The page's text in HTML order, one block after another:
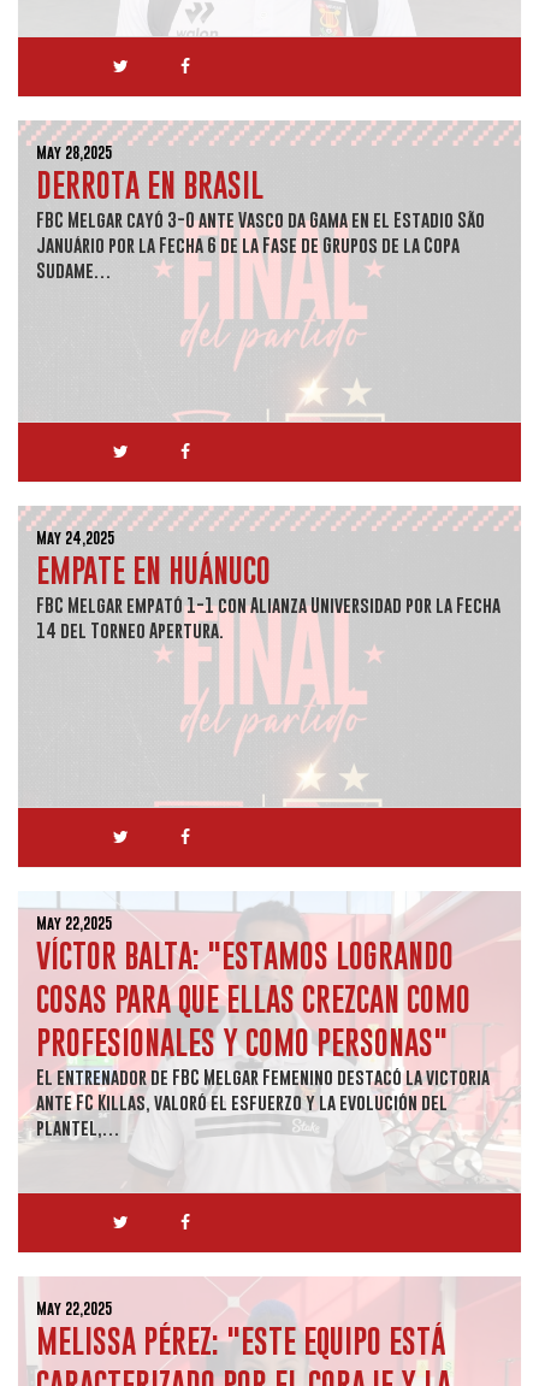
May 28,2025
DERROTA EN BRASIL
FBC Melgar cayó 3-0 ante Vasco da Gama en el Estadio São
Januário por la Fecha 6 de la Fase de Grupos de la Copa
Sudame…
May 24,2025
EMPATE EN HUÁNUCO
FBC Melgar empató 1-1 con Alianza Universidad por la Fecha
14 del Torneo Apertura.
May 22,2025
VÍCTOR BALTA: "ESTAMOS LOGRANDO
COSAS PARA QUE ELLAS CREZCAN COMO
PROFESIONALES Y COMO PERSONAS"
El entrenador de FBC Melgar Femenino destacó la victoria
ante FC Killas, valoró el esfuerzo y la evolución del
plantel,…
May 22,2025
MELISSA PÉREZ: "ESTE EQUIPO ESTÁ